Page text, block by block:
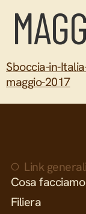
Sboccia-in-
maggio-2017
Link generali
Cosa facciamo
Filiera